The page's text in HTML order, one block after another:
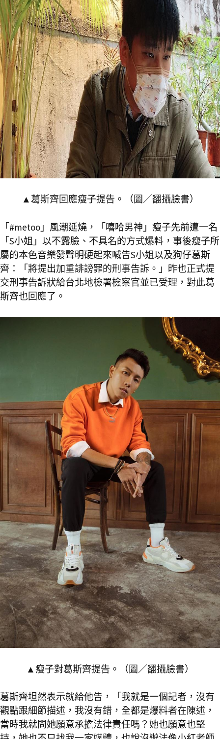
▲葛斯齊回應瘦子提告。（圖／翻攝臉書）
「#metoo」風潮延燒，「嘻哈男神」瘦子先前遭一名
「S小姐」以不露臉、不具名的方式爆料，事後瘦子所
屬的本色音樂發聲明硬起來喊告S小姐以及狗仔葛斯
齊：「將提出加重誹謗罪的刑事告訴。」昨也正式提
交刑事告訴狀給台北地檢署檢察官並已受理，對此葛
斯齊也回應了。
▲瘦子對葛斯齊提告。（圖／翻攝臉書）
葛斯齊坦然表示就給他告，「我就是一個記者，沒有
觀點跟細節描述，我沒有錯，全都是爆料者在陳述，
當時我就問她願意承擔法律責任嗎？她也願意也堅